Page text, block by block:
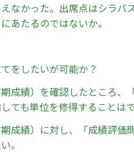
なかった。出席点はシラバ
あたるのではないか。
をしたいが可能か？
成績）を確認したところ、
ても単位を修得することは
成績）に対し、「成績評価
。